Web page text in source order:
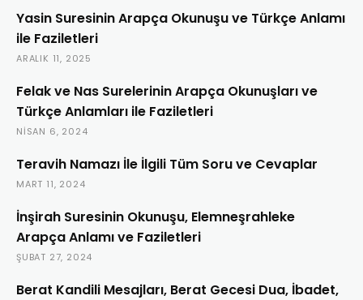
Yasin Suresinin Arapça Okunuşu ve Türkçe Anlamı
ile Faziletleri
ARALIK 11, 2025
Felak ve Nas Surelerinin Arapça Okunuşları ve
Türkçe Anlamları ile Faziletleri
NISAN 6, 2024
Teravih Namazı İle İlgili Tüm Soru ve Cevaplar
MART 11, 2024
İnşirah Suresinin Okunuşu, Elemneşrahleke
Arapça Anlamı ve Faziletleri
ŞUBAT 27, 2024
Berat Kandili Mesajları, Berat Gecesi Dua, İbadet,